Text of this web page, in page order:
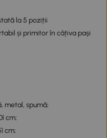
la 5 poziții
și primitor în câțiva pași
metal, spumă;
cm;
cm;